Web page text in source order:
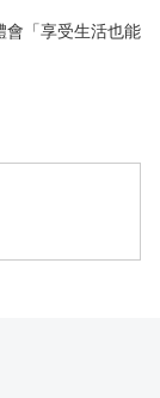
會「享受生活也能